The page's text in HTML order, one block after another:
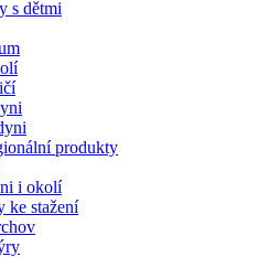
s dětmi
produkty
i okolí
ke stažení